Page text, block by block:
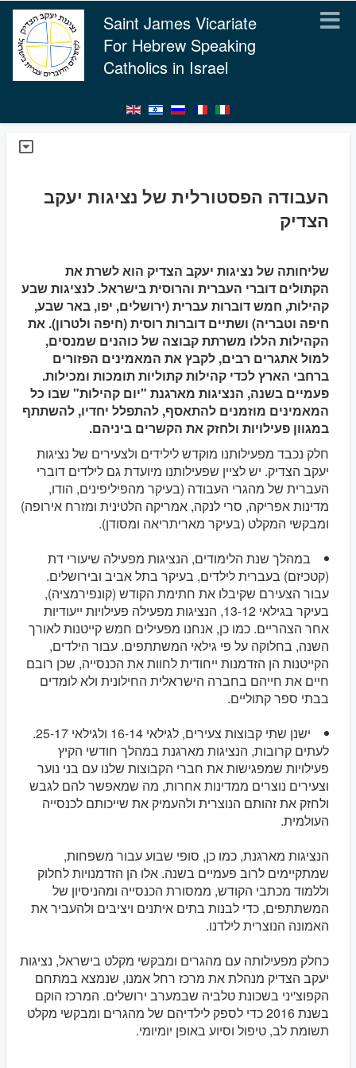
Saint James Vicariate
For Hebrew Speaking
Catholics in Israel
העבודה הפסטורלית של נציגות יעקב
הצדיק
שליחותה של נציגות יעקב הצדיק הוא לשרת את
הקתולים דוברי העברית והרוסית בישראל. לנציגות שבע
קהילות, חמש דוברות עברית (ירושלים, יפו, באר שבע,
חיפה וטבריה) ושתיים דוברות רוסית (חיפה ולטרון). את
הקהילות הללו משרתת קבוצה של כוהנים שמנסים,
למול אתגרים רבים, לקבץ את המאמינים הפזורים
ברחבי הארץ לכדי קהילות קתוליות תומכות ומכילות.
פעמיים בשנה, הנציגות מארגנת "יום קהילות" שבו כל
המאמינים מוזמנים להתאסף, להתפלל יחדיו, להשתתף
במגוון פעילויות ולחזק את הקשרים ביניהם.
חלק נכבד מפעילותנו מוקדש לילידים ולצעירים של נציגות
יעקב הצדיק. יש לציין שפעילותנו מיועדת גם לילדים דוברי
העברית של מהגרי העבודה (בעיקר מהפיליפינים, הודו,
מדינות אפריקה, סרי לנקה, אמריקה הלטינית ומזרח אירופה)
ומבקשי המקלט (בעיקר מאריתריאה ומסודן).
במהלך שנת הלימודים, הנציגות מפעילה שיעורי דת
(קטכיזם) בעברית לילדים, בעיקר בתל אביב ובירושלים.
עבור הצעירם שקיבלו את חתימת הקודש (קונפירמציה),
בעיקר בגילאי 13-12, הנציגות מפעילה פעילויות ייעודיות
אחר הצהריים. כמו כן, אנחנו מפעילים חמש קייטנות לאורך
השנה, בחלוקה על פי גילאי המשתתפים. עבור הילדים,
הקייטנות הן הזדמנות ייחודית לחוות את הכנסייה, שכן רובם
חיים את חייהם בחברה הישראלית החילונית ולא לומדים
בבתי ספר קתוליים.
ישנן שתי קבוצות צעירים, לגילאי 16-14 ולגילאי 25-17.
לעתים קרובות, הנציגות מארגנת במהלך חודשי הקיץ
פעילויות שמפגישות את חברי הקבוצות שלנו עם בני נוער
וצעירים נוצרים ממדינות אחרות, מה שמאפשר להם לגבש
ולחזק את זהותם הנוצרית ולהעמיק את שייכותם לכנסייה
העולמית.
הנציגות מארגנת, כמו כן, סופי שבוע עבור משפחות,
שמתקיימים לרוב פעמיים בשנה. אלו הן הזדמנויות לחלוק
וללמוד מכתבי הקודש, ממסורת הכנסייה ומהניסיון של
המשתתפים, כדי לבנות בתים איתנים ויציבים ולהעביר את
האמונה הנוצרית לילדנו.
כחלק מפעילותה עם מהגרים ומבקשי מקלט בישראל, נציגות
יעקב הצדיק מנהלת את מרכז רחל אמנו, שנמצא במתחם
הקפוצ'יני בשכונת טלביה שבמערב ירושלים. המרכז הוקם
בשנת 2016 כדי לספק לילדיהם של מהגרים ומבקשי מקלט
תשומת לב, טיפול וסיוע באופן יומיומי.